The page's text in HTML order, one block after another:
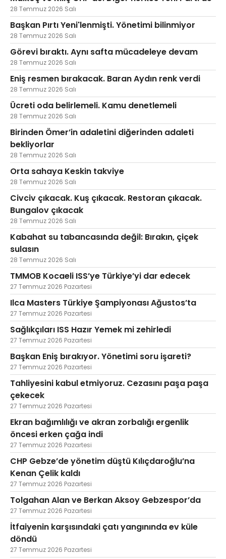
28 Temmuz 2026 Salı
Başkan Pırtı Yeni'lenmişti. Yönetimi bilinmiyor
28 Temmuz 2026 Salı
Görevi bıraktı. Aynı safta mücadeleye devam
28 Temmuz 2026 Salı
Eniş resmen bırakacak. Baran Aydın renk verdi
28 Temmuz 2026 Salı
Ücreti oda belirlemeli. Kamu denetlemeli
28 Temmuz 2026 Salı
Birinden Ömer’in adaletini diğerinden adaleti
bekliyorlar
28 Temmuz 2026 Salı
Orta sahaya Keskin takviye
28 Temmuz 2026 Salı
Civciv çıkacak. Kuş çıkacak. Restoran çıkacak.
Bungalov çıkacak
28 Temmuz 2026 Salı
Kabahat su tabancasında değil: Bırakın, çiçek
sulasın
28 Temmuz 2026 Salı
TMMOB Kocaeli ISS’ye Türkiye’yi dar edecek
27 Temmuz 2026 Pazartesi
Ilca Masters Türkiye Şampiyonası Ağustos’ta
27 Temmuz 2026 Pazartesi
Sağlıkçıları ISS Hazır Yemek mi zehirledi
27 Temmuz 2026 Pazartesi
Başkan Eniş bırakıyor. Yönetimi soru işareti?
27 Temmuz 2026 Pazartesi
Tahliyesini kabul etmiyoruz. Cezasını paşa paşa
çekecek
27 Temmuz 2026 Pazartesi
Ekran bağımlılığı ve akran zorbalığı ergenlik
öncesi erken çağa indi
27 Temmuz 2026 Pazartesi
CHP Gebze’de yönetim düştü Kılıçdaroğlu’na
Kenan Çelik kaldı
27 Temmuz 2026 Pazartesi
Tolgahan Alan ve Berkan Aksoy Gebzespor’da
27 Temmuz 2026 Pazartesi
İtfaiyenin karşısındaki çatı yangınında ev küle
döndü
27 Temmuz 2026 Pazartesi